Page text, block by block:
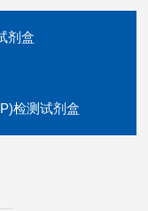
剂盒
检测试剂盒